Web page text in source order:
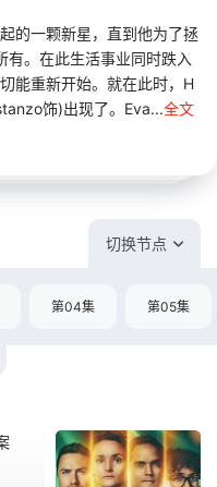
一颗新星，直到他为了拯
有。在此生活事业同时跌入
能重新开始。就在此时，H
饰)出现了。Eva...全文
切换节点
第04集 第05集